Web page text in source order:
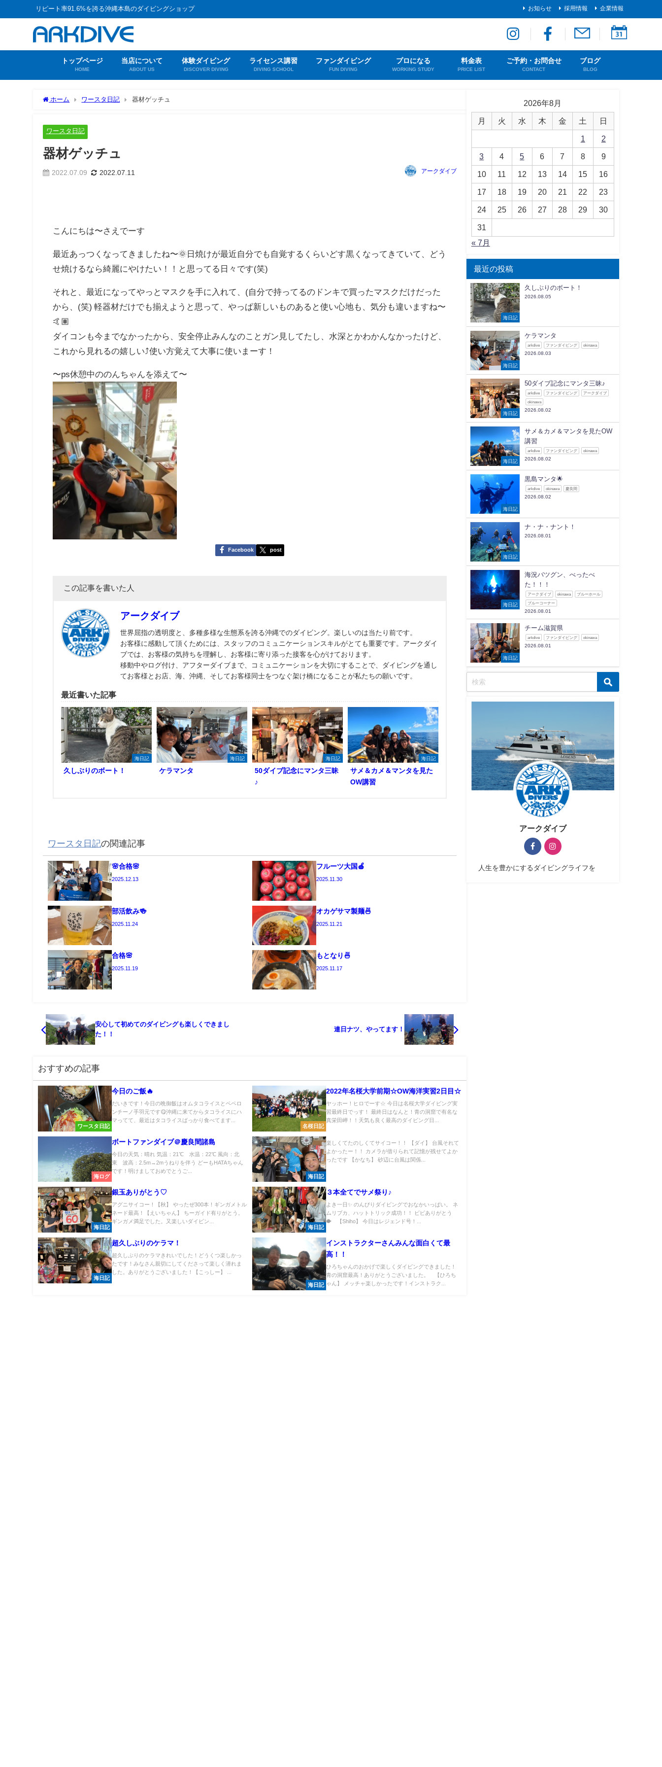
リピート率91.6%を誇る沖縄本島のダイビングショップ お知らせ 採用情報 企業情報
トップページ
HOME
当店について
ABOUT US
体験ダイビング
DISCOVER DIVING
ライセンス講習
DIVING SCHOOL
ファンダイビング
FUN DIVING
プロになる
WORKING STUDY
料金表
PRICE LIST
ご予約・お問合せ
CONTACT
ブログ
BLOG
ホーム ワースタ日記 器材ゲッチュ
ワースタ日記
器材ゲッチュ
2022.07.09 2022.07.11 アークダイブ
こんにちは〜さえでーす
最近あっつくなってきましたね〜🌞日焼けが最近自分でも自覚するくらいどす黒くなってきていて、どう
せ焼けるなら綺麗にやけたい！！と思ってる日々です(笑)
それと、最近になってやっとマスクを手に入れて、(自分で持ってるのドンキで買ったマスクだけだった
から、(笑) 軽器材だけでも揃えようと思って、やっぱ新しいものあると使い心地も、気分も違いますね〜
🤙🏽
ダイコンも今までなかったから、安全停止みんなのことガン見してたし、水深とかわかんなかったけど、
これから見れるの嬉しい⤴︎使い方覚えて大事に使いまーす！
〜ps休憩中ののんちゃんを添えて〜
Facebook post
この記事を書いた人
アークダイブ
世界屈指の透明度と、多種多様な生態系を誇る沖縄でのダイビング。楽しいのは当たり前です。
お客様に感動して頂くためには、スタッフのコミュニケーションスキルがとても重要です。アークダイ
ブでは、お客様の気持ちを理解し、お客様に寄り添った接客を心がけております。
移動中やログ付け、アフターダイブまで、コミュニケーションを大切にすることで、ダイビングを通し
てお客様とお店、海、沖縄、そしてお客様同士をつなぐ架け橋になることが私たちの願いです。
最近書いた記事
海日記
久しぶりのボート！
海日記
ケラマンタ
海日記
50ダイブ記念にマンタ三昧
♪
海日記
サメ＆カメ＆マンタを見た
OW講習
ワースタ日記の関連記事
🌸合格🌸
2025.12.13
フルーツ大国🍎
2025.11.30
部活飲み🍻
2025.11.24
オカゲサマ製麺🍜
2025.11.21
合格🌸
2025.11.19
もとなり🍜
2025.11.17
安心して初めてのダイビングも楽しくできまし
た！！
連日ナツ、やってます！
おすすめの記事
ワースタ日記
今日のご飯🔥
だいきです！今日の晩御飯はオムタコライスとペペロ
ンチーノ手羽元です😋沖縄に来てからタコライスにハ
マってて、最近はタコライスばっかり食べてます...
名桜日記
2022年名桜大学前期☆OW海洋実習2日目☆
ヤッホー！ヒロでーす☆ 今日は名桜大学ダイビング実
習最終日でっす！ 最終日はなんと！青の洞窟で有名な
真栄田岬！！天気も良く最高のダイビング日...
海ログ
ボートファンダイブ＠慶良間諸島
今日の天気：晴れ 気温：21℃ 水温：22℃ 風向：北
東 波高：2.5m→2mうねりを伴う どーもHATAちゃん
です！明けましておめでとうご...
海日記
楽しくてたのしくてサイコー！！ 【ダイ】 台風それて
よかったー！！ カメラが借りられて記憶が残せてよか
ったです 【かなち】 砂辺に台風は関係...
海日記
銀玉ありがとう♡
アグニサイコー！【秋】 やったぜ300本！ギンガメトル
ネード最高！【えいちゃん】 ちーガイド有りがとう。
ギンガメ満足でした。又楽しいダイビン...
海日記
３本全てでサメ祭り♪
よき一日✨ のんびりダイビングでおなかいっぱい。 ネ
ムリブカ、ハットトリック成功！！ ビビありがとう
🐡 【Shiho】 今日はレジェンド号！...
海日記
超久しぶりのケラマ！
超久しぶりのケラマきれいでした！どうくつ楽しかっ
たです！みなさん親切にしてくださって楽しく潜れま
した。ありがとうございました！【こっしー】 ...
海日記
インストラクターさんみんな面白くて最
高！！
ひろちゃんのおかげで楽しくダイビングできました！
青の洞窟最高！ありがとうございました。 【ひろち
ゃん】 メッチャ楽しかったです！インストラク...
2026年8月
月 火 水 木 金 土 日
1 2
3 4 5 6 7 8 9
10 11 12 13 14 15 16
17 18 19 20 21 22 23
24 25 26 27 28 29 30
31
« 7月
最近の投稿
海日記
久しぶりのボート！
2026.08.05
海日記
ケラマンタ
arkdive ファンダイビング okinawa
2026.08.03
海日記
50ダイブ記念にマンタ三昧♪
arkdive ファンダイビング アークダイブ
okinawa
2026.08.02
海日記
サメ＆カメ＆マンタを見たOW
講習
arkdive ファンダイビング okinawa
2026.08.02
海日記
黒島マンタ🌟
arkdive okinawa 慶良間
2026.08.02
海日記
ナ・ナ・ナント！
2026.08.01
海日記
海況バツグン、べったべ
た！！！
アークダイブ okinawa ブルーホール
ブルーコーナー
2026.08.01
海日記
チーム滋賀県
arkdive ファンダイビング okinawa
2026.08.01
アークダイブ
人生を豊かにするダイビングライフを